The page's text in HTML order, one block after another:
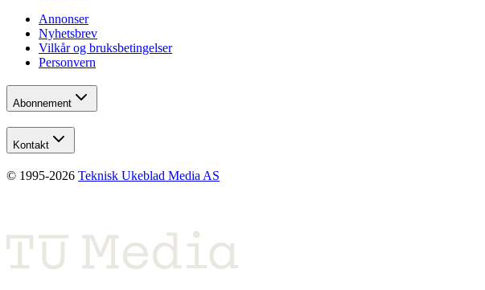
Annonser
Nyhetsbrev
Vilkår og bruksbetingelser
Personvern
Abonnement
Kontakt
© 1995-2026 Teknisk Ukeblad Media AS